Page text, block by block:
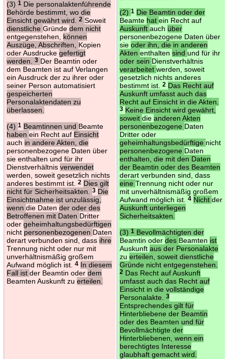
(3) 1Die personalaktenführende
Behörde bestimmt, wo die
Einsicht gewährt wird.
2 Soweit
dienstliche Gründe dem nicht
entgegenstehen, können
Auszüge, Abschriften, Kopien
oder Ausdrucke gefertigt
werden.
3 Der Beamtin oder
dem Beamten ist auf Verlangen
ein Ausdruck der zu ihrer oder
seiner Person automatisiert
gespeicherten
Personalaktendaten zu
überlassen.
(4) 1 Beamtinnen und Beamte
haben ein Recht auf Einsicht
auch in andere Akten, die
personenbezogene Daten über
sie enthalten und für ihr
Dienstverhältnis verwendet
werden, soweit gesetzlich nichts
anderes bestimmt ist.
2 Dies gilt
nicht für Sicherheitsakten.
3 Die
Einsichtnahme ist unzulässig,
wenn die Daten der oder des
Betroffenen mit Daten Dritter
oder geheimhaltungsbedürftigen
nicht personenbezogenen Daten
derart verbunden sind, dass ihre
Trennung nicht oder nur mit
unverhältnismäßig großem
Aufwand möglich ist.
4 In diesem
Fall ist der Beamtin oder dem
Beamten Auskunft zu erteilen.
(2) 1 Die Beamtin oder der
Beamte hat ein Recht auf
Auskunft auch über
personenbezogene Daten über
sie oder ihn, die in anderen
Akten enthalten sind und für ihr
oder sein Dienstverhältnis
verarbeitet werden, soweit
gesetzlich nichts anderes
bestimmt ist.
2 Das Recht auf
Auskunft umfasst auch das
Recht auf Einsicht in die Akten.
3 Keine Einsicht wird gewährt,
soweit die anderen Akten
personenbezogene Daten
Dritter oder
geheimhaltungsbedürftige nicht
personenbezogene Daten
enthalten, die mit den Daten
der Beamtin oder des Beamten
derart verbunden sind, dass
eine Trennung nicht oder nur
mit unverhältnismäßig großem
Aufwand möglich ist.
4 Nicht der
Auskunft unterliegen
Sicherheitsakten.
(3) 1Bevollmächtigten der
Beamtin oder des Beamten ist
Auskunft aus der Personalakte
zu erteilen, soweit dienstliche
Gründe nicht entgegenstehen.
2Das Recht auf Auskunft
umfasst auch das Recht auf
Einsicht in die vollständige
Personalakte.
3
Entsprechendes gilt für
Hinterbliebene der Beamtin
oder des Beamten und für
Bevollmächtigte der
Hinterbliebenen, wenn ein
berechtigtes Interesse
glaubhaft gemacht wird.